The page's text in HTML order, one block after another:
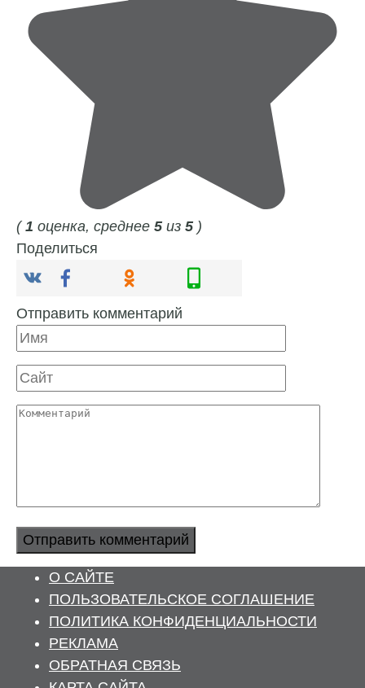
(1 оценка, среднее 5из 5)
Поделиться
Отправить комментарий
Имя
Сайт
Комментарий
О САЙТЕ
ПОЛЬЗОВАТЕЛЬСКОЕ СОГЛАШЕНИЕ
ПОЛИТИКА КОНФИДЕНЦИАЛЬНОСТИ
РЕКЛАМА
ОБРАТНАЯ СВЯЗЬ